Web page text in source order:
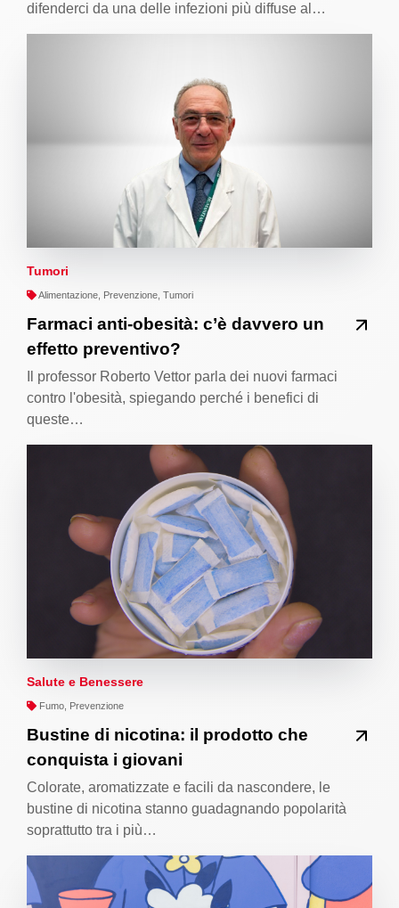
difenderci da una delle infezioni più diffuse al…
Tumori
Alimentazione, Prevenzione, Tumori
Farmaci anti-obesità: c’è davvero un
effetto preventivo?
Il professor Roberto Vettor parla dei nuovi farmaci
contro l'obesità, spiegando perché i benefici di
queste…
Salute e Benessere
Fumo, Prevenzione
Bustine di nicotina: il prodotto che
conquista i giovani
Colorate, aromatizzate e facili da nascondere, le
bustine di nicotina stanno guadagnando popolarità
soprattutto tra i più…